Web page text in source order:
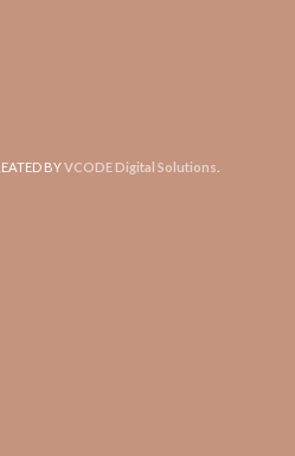
BYVCODE Digital Solutions